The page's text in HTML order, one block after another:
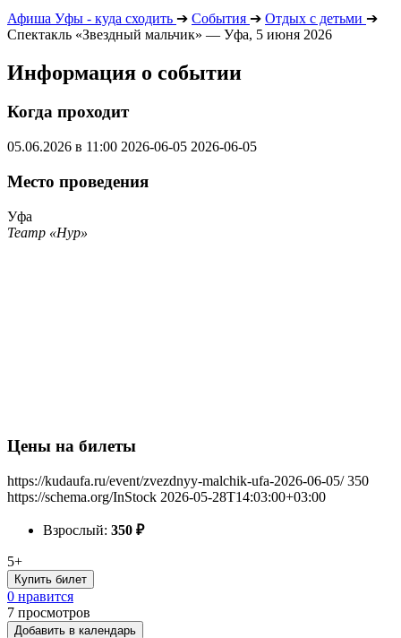
Афиша Уфы - куда сходить ➔ События ➔ Отдых с детьми ➔
Спектакль «Звездный мальчик» — Уфа, 5 июня 2026
Информация о событии
Когда проходит
05.06.2026 в 11:00 2026-06-05 2026-06-05
Место проведения
Уфа
Театр «Нур»
Цены на билеты
https://kudaufa.ru/event/zvezdnyy-malchik-ufa-2026-06-05/ 350
https://schema.org/InStock 2026-05-28T14:03:00+03:00
Взрослый: 350 ₽
5+
Купить билет
0 нравится
7 просмотров
Добавить в календарь